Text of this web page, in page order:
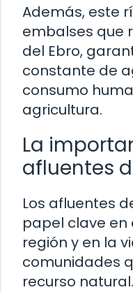
Además, este
embalses que
del Ebro,
constante de
consumo
agricultura.
La
afluentes
Los afluentes
papel clave en
región y en la
comunidades
recurso natural.